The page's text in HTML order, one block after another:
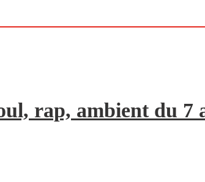
rap, ambient du 7